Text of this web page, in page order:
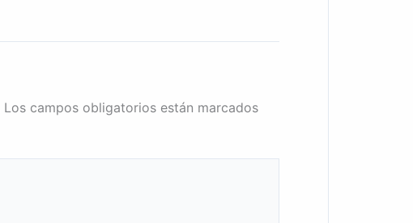
Los campos obligatorios están marcados